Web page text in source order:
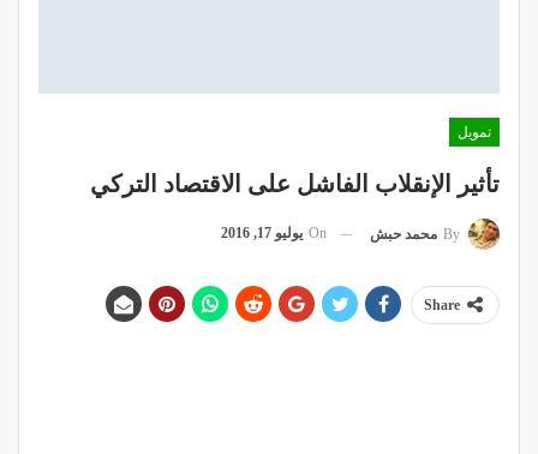
تمويل
تأثير الإنقلاب الفاشل على الاقتصاد التركي
By محمد حبش On يوليو 17, 2016
Share